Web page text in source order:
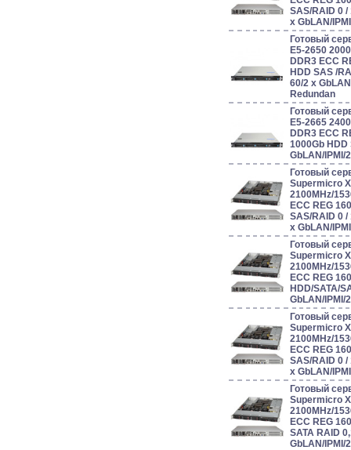
SAS/RAID 0 /
x GbLAN/
Готовый
E5-2650
DDR3 ECC
HDD SAS /
60/2 x
Redundan
Готовый
E5-2665
DDR3 ECC
1000Gb HDD
GbLAN/IPMI/
Готовый
Supermicro
2100MHz/
ECC REG
SAS/RAID 0 /
x GbLAN/
Готовый
Supermicro
2100MHz/
ECC REG
HDD/SATA/
GbLAN/IPMI/
Готовый
Supermicro
2100MHz/
ECC REG
SAS/RAID 0 /
x GbLAN/
Готовый
Supermicro
2100MHz/
ECC REG
SATA RAID
GbLAN/IPMI/